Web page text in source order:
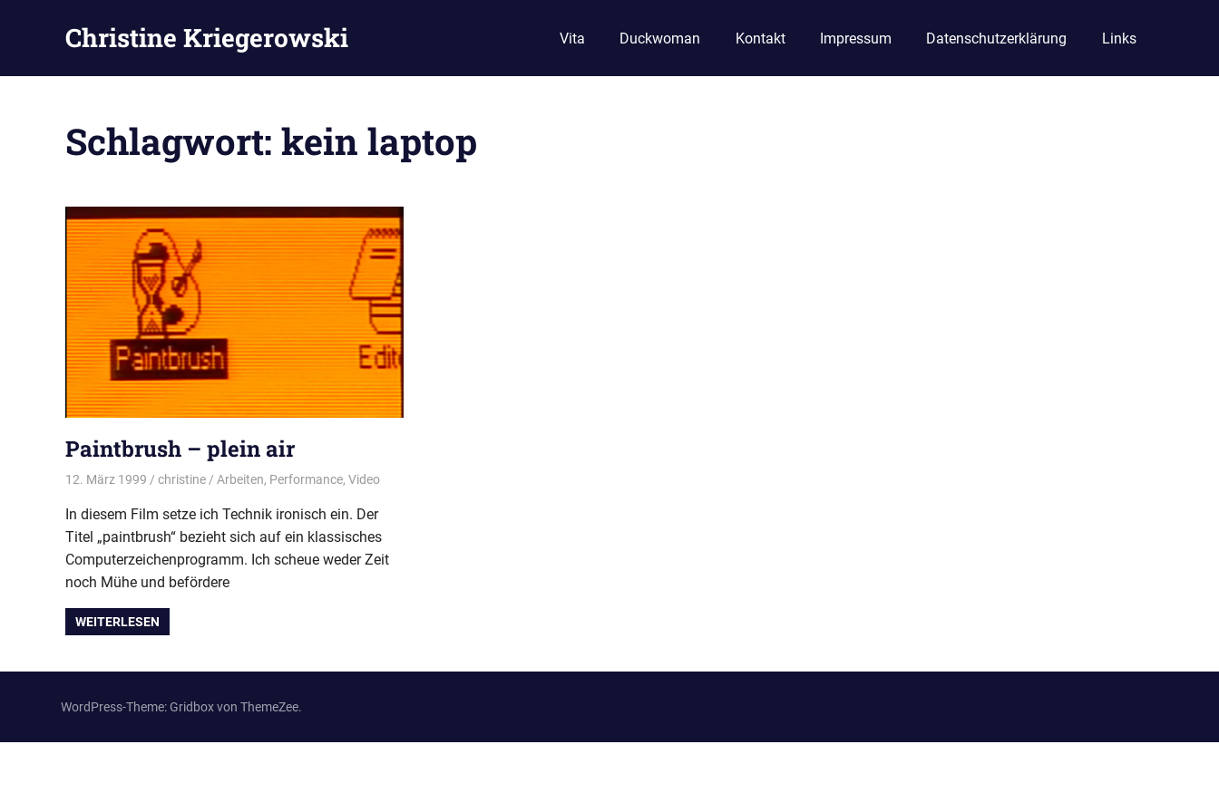
Christine Kriegerowski Vita Duckwoman Kontakt Impressum Datenschutzerklärung Links
Schlagwort: kein laptop
Paintbrush – plein air
12. März 1999 christine Arbeiten, Performance, Video
In diesem Film setze ich Technik ironisch ein. Der
Titel „paintbrush“ bezieht sich auf ein klassisches
Computerzeichenprogramm. Ich scheue weder Zeit
noch Mühe und befördere
WEITERLESEN
WordPress-Theme: Gridbox von ThemeZee.